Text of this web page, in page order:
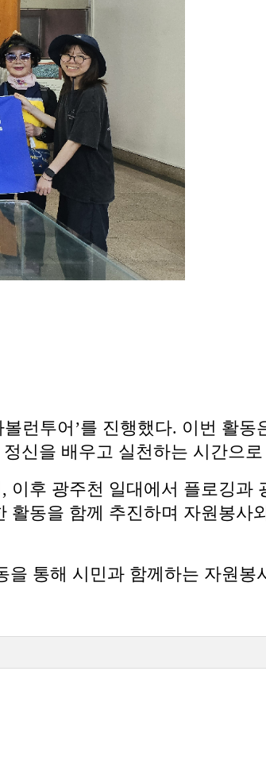
런투어’를 진행했다. 이번 활
신을 배우고 실천하는 시간으
이후 광주천 일대에서 플로깅과
동을 함께 추진하며 자원봉사
통해 시민과 함께하는 자원봉